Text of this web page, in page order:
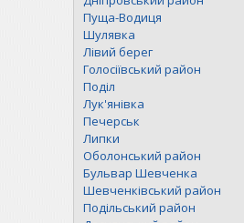
Пуща-Водиця
Шулявка
Лівий берег
Голосіївський район
Поділ
Лук'янівка
Печерськ
Липки
Оболонський район
Бульвар Шевченка
Шевченківський район
Подільський район